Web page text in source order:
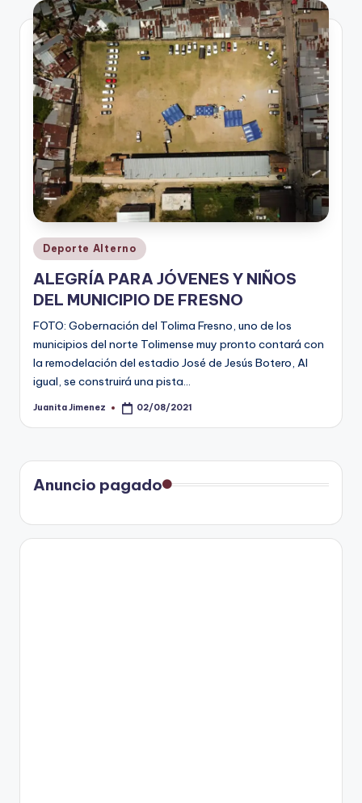
V
n
o
ti
n
t
o
Publicado
en
Deporte Alterno
ALEGRÍA PARA JÓVENES Y NIÑOS
DEL MUNICIPIO DE FRESNO
FOTO: Gobernación del Tolima Fresno, uno de los
municipios del norte Tolimense muy pronto contará con
la remodelación del estadio José de Jesús Botero, Al
igual, se construirá una pista…
Publicado
Juanita Jimenez 02/08/2021
Anuncio pagado